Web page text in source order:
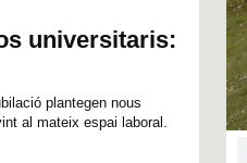
universitaris:
plantegen nous
al mateix espai laboral.